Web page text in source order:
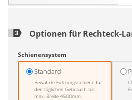
3 Optionen für Rechteck-
Schienensystem
Standard
Bewährte Führungsschiene für
den täglichen Gebrauch bis
max. Breite 4500mm.